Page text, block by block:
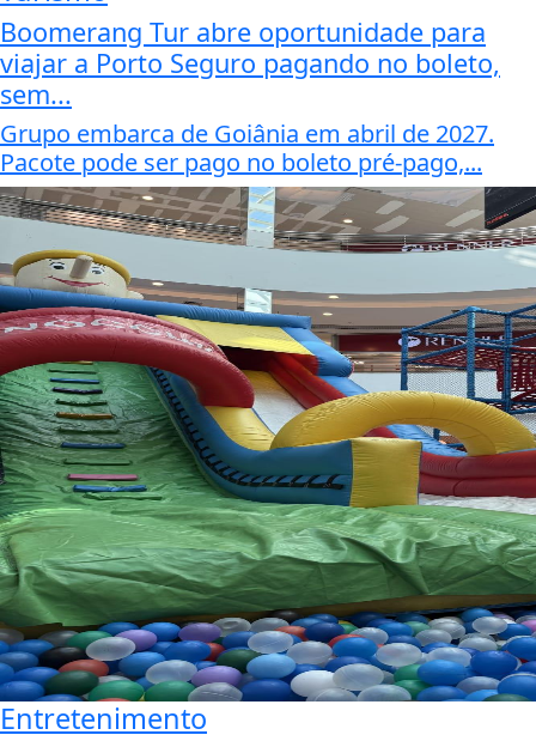
Boomerang Tur abre oportunidade para
viajar a Porto Seguro pagando no boleto,
sem...
Grupo embarca de Goiânia em abril de 2027.
Pacote pode ser pago no boleto pré-pago,...
Entretenimento